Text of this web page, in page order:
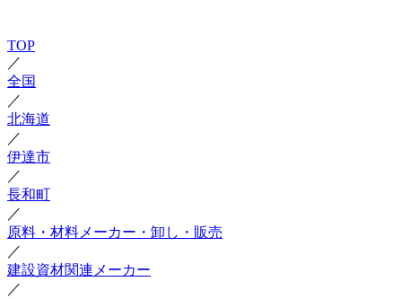
TOP
／
全国
／
北海道
／
伊達市
／
長和町
／
原料・材料メーカー・卸し・販売
／
建設資材関連メーカー
／